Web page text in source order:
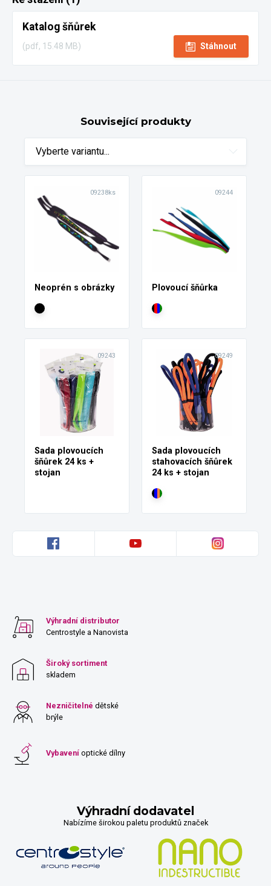
Katalog šňůrek
(pdf, 15.48 MB) Stáhnout
Související produkty
Vyberte variantu...
09238ks
Neoprén s obrázky
09244
Plovoucí šňůrka
09243
Sada plovoucích
šňůrek 24 ks +
stojan
09249
Sada plovoucích
stahovacích šňůrek
24 ks + stojan
Výhradní distributor
Centrostyle a Nanovista
Široký sortiment
skladem
Nezničitelné dětské
brýle
Vybavení optické dílny
Výhradní dodavatel
Nabízíme širokou paletu produktů značek